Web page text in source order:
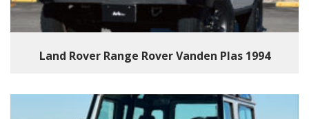
Land Rover Range Rover Vanden Plas 1994